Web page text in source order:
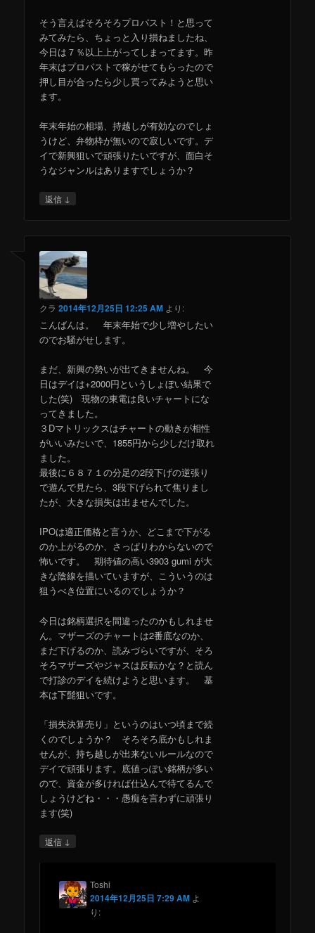
そう言えばそろそろプロパスト！と思って
みてみたら、ちょっと入り損ねましたね、
今日は７％以上上がってしまってます。昨
年末はプロパストで稼がせてもらったので
押し目が合ったら少し買ってみようと思い
ます。
年末年始の相場、持越しが有効なのでしょ
うけど、弁物枠が無いので寂しいです。デ
イで新興狙いで頑張りたいですが、面白そ
うなジャンルはありますでしょうか？
返信 ↓
クラ 2014年12月25日 12:25 AM より:
こんばんは。 年末年始で少し増やしたい
のでお騒がせします。
まだ、新興の勢いが出てきませんね。 今
日はデイは+2000円というしょぼい結果で
した(笑) 現物の東電は良いチャートにな
ってきました。
３Dマトリックスはチャートの動きが相性
がいいみたいで、1855円から少しだけ取れ
ました。
最後に６８７１の分足の2段下げの逆張り
で遊んで見たら、3段下げられて焦りまし
たが、大きな損失は出ませんでした。
IPOは適正価格と言うか、どこまで下がる
のか上がるのか、さっぱりわからないので
怖いです。 期待値の高い3903 gumi が大
きな陰線を描いていますが、こういうのは
狙うべき位置にいるのでしょうか？
今日は銘柄選択を間違ったのかもしれませ
ん。マザーズのチャートは2番底なのか、
まだ下げるのか、読みづらいですが、そろ
そろマザーズやジャスは反転かな？と読ん
で打診のデイを続けようと思います。 基
本は下髭狙いです。
「損失決算売り」というのはいつ頃まで続
くのでしょうか？ そろそろ底かもしれま
せんが、持ち越しが出来ないルールなので
デイで頑張ります。底値っぽい銘柄が多い
ので、資金が多ければ仕込んで待てるんで
しょうけどね・・・愚痴を言わずに頑張り
ます(笑)
返信 ↓
Toshi
2014年12月25日 7:29 AM よ
り: